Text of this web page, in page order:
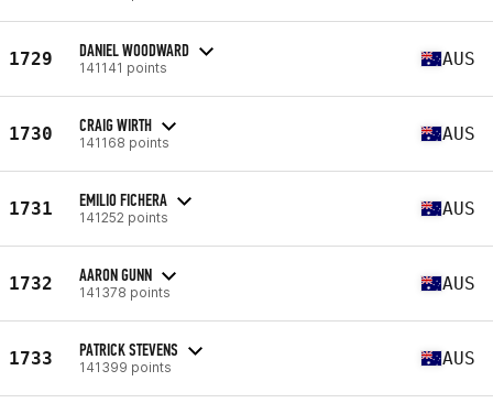
1729 DANIEL WOODWARD
141141 points AUS
1730 CRAIG WIRTH
141168 points AUS
1731 EMILIO FICHERA
141252 points AUS
1732 AARON GUNN
141378 points AUS
1733 PATRICK STEVENS
141399 points AUS